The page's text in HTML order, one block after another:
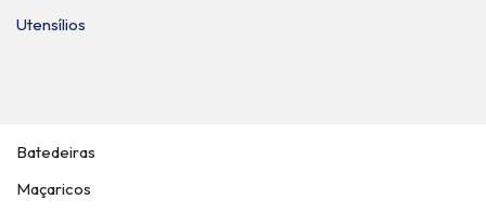
Utensílios
Batedeiras
Maçaricos